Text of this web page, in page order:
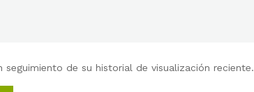
de su historial de visualización reciente.